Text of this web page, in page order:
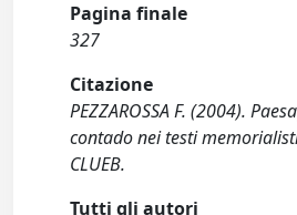
Pagina finale
327
Citazione
PEZZAROSSA F. (2004).
contado nei testi
CLUEB.
Tutti gli autori